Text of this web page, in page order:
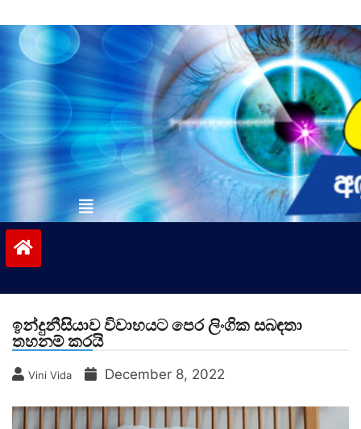
to
contentvinivida.lk
ඉන්දුනීසියාව විවාහයට පෙර ලිංගික සබඳතා
තහනම් කරයි
Vini Vida December 8, 2022